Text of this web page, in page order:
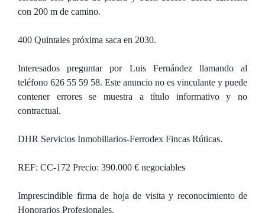
con 200 m de camino.
400 Quintales próxima saca en 2030.
Interesados preguntar por Luis Fernández llamando al
teléfono 626 55 59 58. Este anuncio no es vinculante y puede
contener errores se muestra a título informativo y no
contractual.
DHR Servicios Inmobiliarios-Ferrodex Fincas Rúticas.
REF: CC-172 Precio: 390.000 € negociables
Imprescindible firma de hoja de visita y reconocimiento de
Honorarios Profesionales.